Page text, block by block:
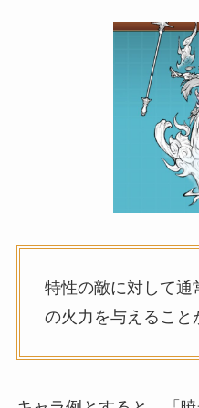
特性の敵に対して通
の火力を与えること